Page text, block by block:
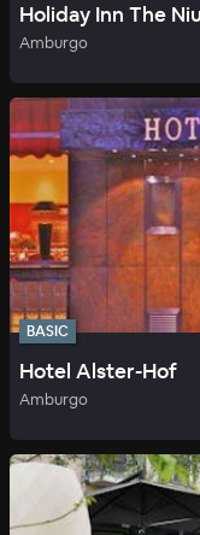
Holiday Inn The
Amburgo
BASIC
Hotel Alster-Hof
Amburgo